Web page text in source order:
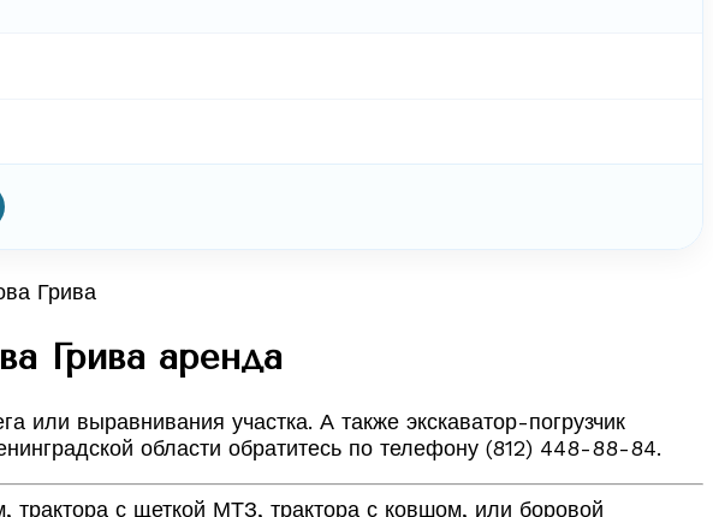
Грива аренда
или выравнивания участка. А также экскаватор-погрузчик
области обратитесь по телефону (812) 448-88-84.
трактора с щеткой МТЗ, трактора с ковшом, или боровой